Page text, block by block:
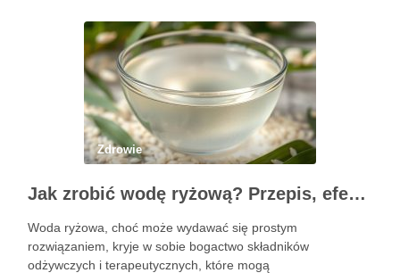
Zdrowie
Jak zrobić wodę ryżową? Przepis, efekty i zastosowanie w pielęgnacji
Woda ryżowa, choć może wydawać się prostym
rozwiązaniem, kryje w sobie bogactwo składników
odżywczych i terapeutycznych, które mogą